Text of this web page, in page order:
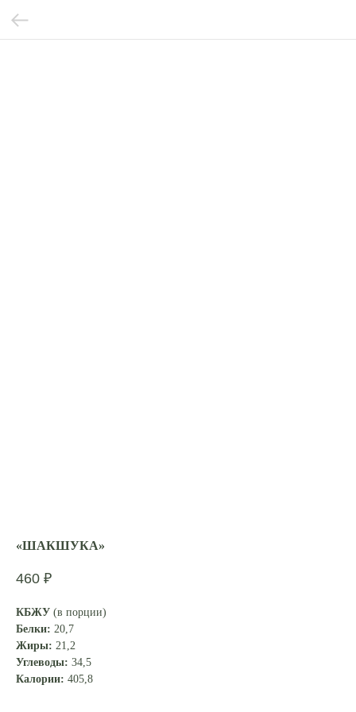
«ШАКШУКА»
460 ₽
КБЖУ (в порции)
Белки: 20,7
Жиры: 21,2
Углеводы: 34,5
Калории: 405,8